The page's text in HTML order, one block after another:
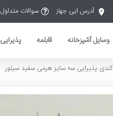
آدرس ایی جهاز سوالات متداول
وسایل آشپزخانه قابلمه پذیرایی
کندی پذیرایی سه سایز هرمی سفید سیلور